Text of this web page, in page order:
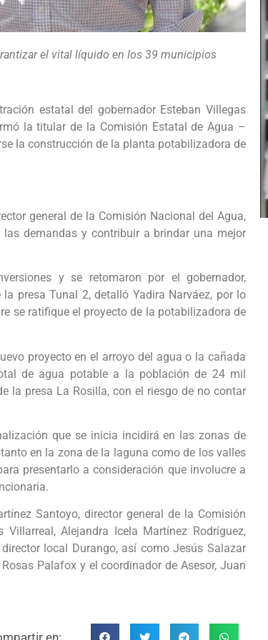
el vital líquido en los 39 municipios
estatal del gobernador Esteban Villegas
la titular de la Comisión Estatal de Agua –
la construcción de la planta potabilizadora de
general de la Comisión Nacional del Agua,
demandas y contribuir a brindar una mejor
y se retomaron por el gobernador,
presa Tunal 2, detalló Yadira Narváez, por lo
se ratifique el proyecto de la potabilizadora de
proyecto en el arroyo del agua o la cañada
de agua potable a la población de 24 mil
la presa La Rosilla, con el riesgo de no contar
que se inicia incidirá en las zonas de
en la zona de la laguna como de los valles
presentarlo a consideración que involucre a
Santoyo, director general de la Comisión
Villarreal, Alejandra Icela Martínez Rodríguez,
local Durango, así como Jesús Salazar
Palafox y el coordinador de Asesor, Juan